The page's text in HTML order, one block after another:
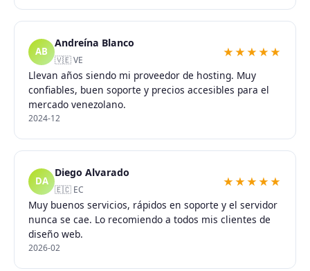
AB
Andreína Blanco
🇻🇪 VE
★★★★★
Llevan años siendo mi proveedor de hosting. Muy
confiables, buen soporte y precios accesibles para el
mercado venezolano.
2024-12
DA
Diego Alvarado
🇪🇨 EC
★★★★★
Muy buenos servicios, rápidos en soporte y el servidor
nunca se cae. Lo recomiendo a todos mis clientes de
diseño web.
2026-02